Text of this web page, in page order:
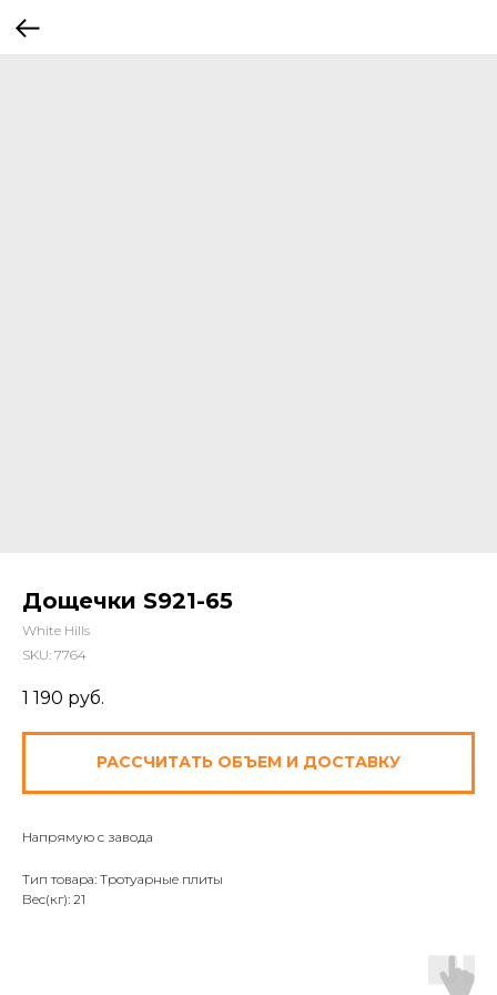
Дощечки S921-65
White Hills
SKU: 7764
1 190 руб.
РАССЧИТАТЬ ОБЪЕМ И ДОСТАВКУ
Напрямую с завода
Тип товара: Тротуарные плиты
Вес(кг): 21